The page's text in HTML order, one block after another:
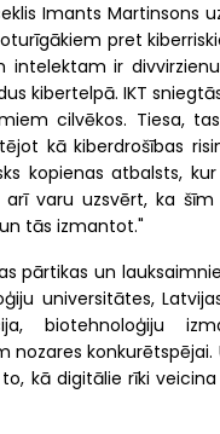
Imants Martinsons
pret
intelektam ir
kibertelpā. IKT
cilvēkos. Tiesa,
kā kiberdrošības
kopienas atbalsts,
varu uzsvērt, ka
tās izmantot."
pārtikas un
universitātes,
biotehnoloģiju
kā digitālie rīki